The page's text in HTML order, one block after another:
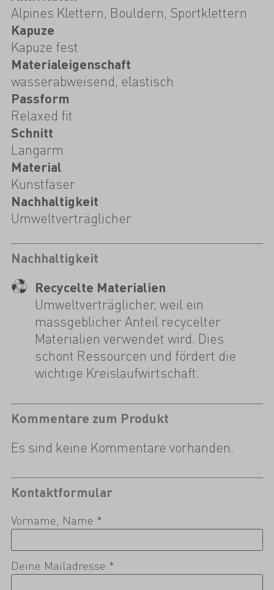
Alpines Klettern, Bouldern, Sportklettern
Kapuze
Kapuze fest
Materialeigenschaft
wasserabweisend, elastisch
Passform
Relaxed fit
Schnitt
Langarm
Material
Kunstfaser
Nachhaltigkeit
Umweltverträglicher
Nachhaltigkeit
Recycelte Materialien
Umweltverträglicher, weil ein
massgeblicher Anteil recycelter
Materialien verwendet wird. Dies
schont Ressourcen und fördert die
wichtige Kreislaufwirtschaft.
Kommentare zum Produkt
Es sind keine Kommentare vorhanden.
Kontaktformular
Vorname, Name *
Deine Mailadresse *